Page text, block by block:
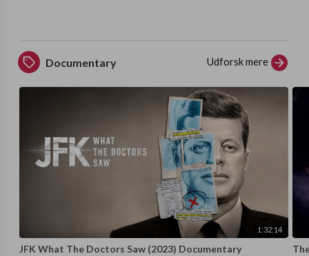
Documentary Udforsk mere
1:32:14
JFK What The Doctors Saw (2023) Documentary